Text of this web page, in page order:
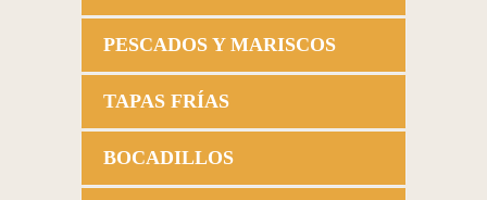
PESCADOS Y MARISCOS
TAPAS FRÍAS
BOCADILLOS